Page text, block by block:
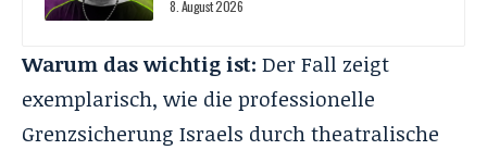
8. August 2026
Warum das wichtig ist: Der Fall zeigt
exemplarisch, wie die professionelle
Grenzsicherung Israels durch theatralische